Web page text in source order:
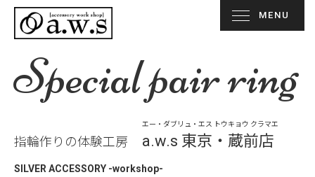
Special pair ring
指輪作りの体験工房
エー・ダブリュ・エス トウキョウ クラマエ
a.w.s 東京・蔵前店
SILVER ACCESSORY -workshop-
MENU